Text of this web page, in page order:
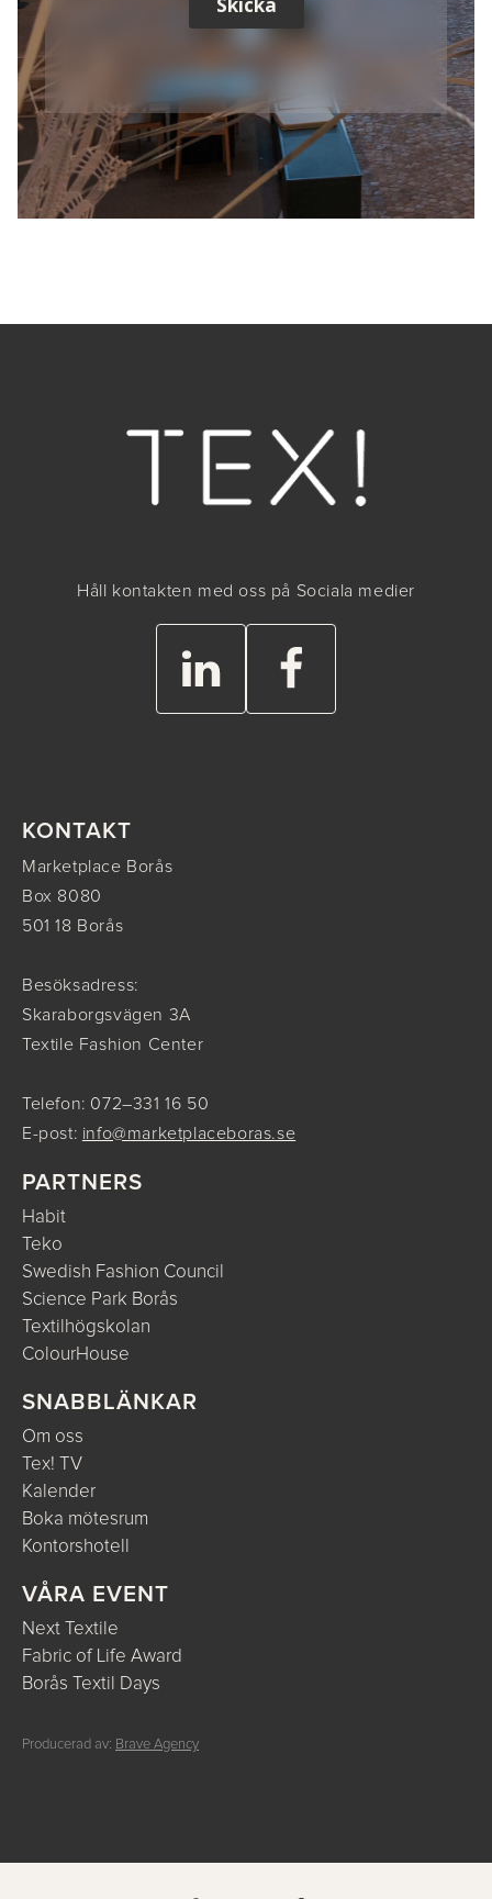
Håll kontakten med oss på Sociala medier
KONTAKT
Marketplace Borås
Box 8080
501 18 Borås
Besöksadress:
Skaraborgsvägen 3A
Textile Fashion Center
Telefon: 072–331 16 50
E-post: info@marketplaceboras.se
PARTNERS
Habit
Teko
Swedish Fashion Council
Science Park Borås
Textilhögskolan
ColourHouse
SNABBLÄNKAR
Om oss
Tex! TV
Kalender
Boka mötesrum
Kontorshotell
VÅRA EVENT
Next Textile
Fabric of Life Award
Borås Textil Days
Producerad av: Brave Agency